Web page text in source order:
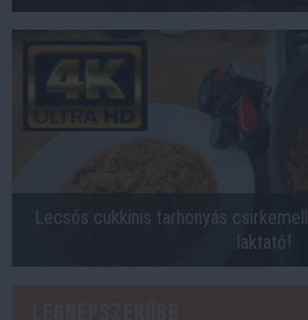
Lecsós cukkinis tarhonyás
laktató!